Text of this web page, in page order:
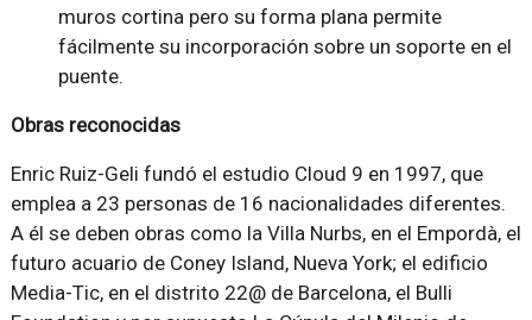
muros cortina pero su forma plana permite
fácilmente su incorporación sobre un soporte en el
puente.
Obras reconocidas
Enric Ruiz-Geli fundó el estudio Cloud 9 en 1997, que
emplea a 23 personas de 16 nacionalidades diferentes.
A él se deben obras como la Villa Nurbs, en el Empordà, el
futuro acuario de Coney Island, Nueva York; el edificio
Media-Tic, en el distrito 22@ de Barcelona, el Bulli